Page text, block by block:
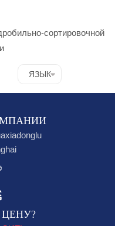
сортировочной
ЯЗЫК